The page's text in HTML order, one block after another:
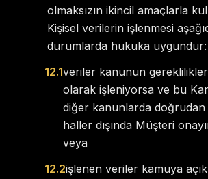
olmaksızın ikincil amaçlarla
Kişisel verilerin işlenmesi
durumlarda hukuka uygundur:
12.1veriler kanunun
olarak işleniyorsa ve bu
diğer kanunlarda
haller dışında Müşteri
veya
12.2işlenen veriler kamuya